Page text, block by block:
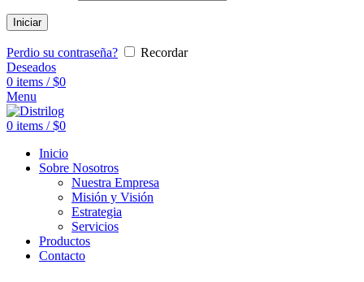
Iniciar
Perdio su contraseña?
Recordar
Deseados
0 items / $0
Menu
0 items / $0
Inicio
Sobre Nosotros
Nuestra Empresa
Misión y Visión
Estrategia
Servicios
Productos
Contacto